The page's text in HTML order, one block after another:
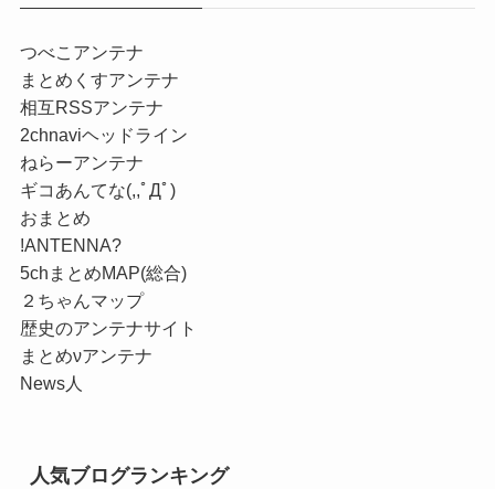
つべこアンテナ
まとめくすアンテナ
相互RSSアンテナ
2chnaviヘッドライン
ねらーアンテナ
ギコあんてな(,,ﾟДﾟ)
おまとめ
!ANTENNA?
5chまとめMAP(総合)
２ちゃんマップ
歴史のアンテナサイト
まとめνアンテナ
News人
人気ブログランキング